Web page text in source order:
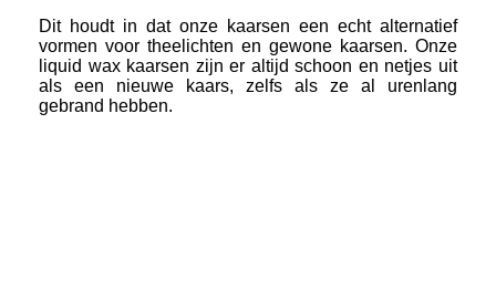
Dit houdt in dat onze kaarsen een echt alternatief
vormen voor theelichten en gewone kaarsen. Onze
liquid wax kaarsen zijn er altijd schoon en netjes uit
als een nieuwe kaars, zelfs als ze al urenlang
gebrand hebben.